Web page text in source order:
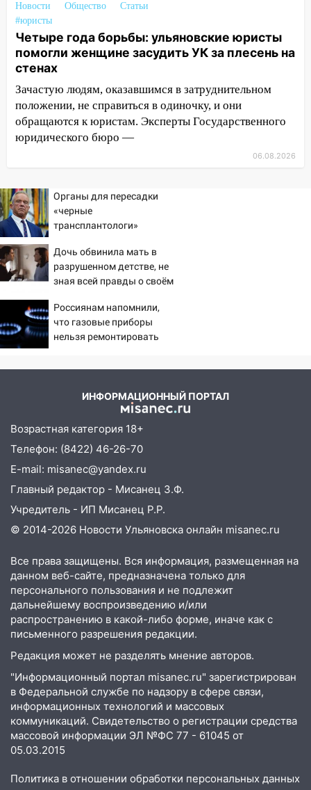
опасность» на территории Ульяновской
области
11:30 Кабмин РФ разрешил до 1 июля
2027 года импорт, выпуск и обращение
11:12 Соцсети: на Рябикова автомобиль
врезался в забор
10:27
Где есть бензин в Ульяновске
10:16
Внимание! В Ульяновской области
объявлена ракетная опасность
10:00
В Старомайнском районе утонул
51-летний мужчина
09:50
В Ульяновске черный коршун
застрял в тепловозе
09:44
Ульяновские спасатели помогли
юному велосипедисту на улице
Чернышевского
08:21 В Заволжском районе украли два
В Ульяновск идет
тридцатиградусная жара: какая будет
погода в четверг
06:00 Четыре года борьбы: ульяновские
юристы помогли женщине засудить УК
за плесень на стенах
05:00 Кому 6 августа звезды сулят
прибыль, а кому — испытания на
прочность
05.08.2026
22:58 Соцсети: на проспекте Тюленева
ДТП с мотоциклистом
20:22 Мошенники обманули 92-летнюю
жительницу Ульяновской области
19:14 Житель Ульяновской области
подвез троих незнакомцев на трассе и
заработал уголовное дело
18:14
Прогноз погоды на 6 августа в
Ульяновской области
18:00
Мотофристайл, рок и силовой
Новости Общество
Статьи
#юристы
Четыре года борьбы: ульяновские юристы
помогли женщине засудить УК за плесень на
стенах
Зачастую людям, оказавшимся в затруднительном
положении, не справиться в одиночку, и они
обращаются к юристам. Эксперты Государственного
юридического бюро —
06.08.2026
Органы для пересадки
«черные
трансплантологи»
пациентов
Дочь обвинила мать в
разрушенном детстве, не
зная всей правды о своём
семьи
Россиянам напомнили,
что газовые приборы
нельзя ремонтировать
ИНФОРМАЦИОННЫЙ ПОРТАЛ
Возрастная категория 18+
Телефон: (8422) 46-26-70
E-mail: misanec@yandex.ru
Главный редактор - Мисанец З.Ф.
Учредитель - ИП Мисанец Р.Р.
© 2014-2026 Новости Ульяновска онлайн misanec.ru
Все права защищены. Вся информация, размещенная на
данном веб-сайте, предназначена только для
персонального пользования и не подлежит
дальнейшему воспроизведению и/или
распространению в какой-либо форме, иначе как с
письменного разрешения редакции.
Редакция может не разделять мнение авторов.
"Информационный портал misanec.ru" зарегистрирован
в Федеральной службе по надзору в сфере связи,
информационных технологий и массовых
коммуникаций. Свидетельство о регистрации средства
массовой информации ЭЛ №ФС 77 - 61045 от
05.03.2015
Политика в отношении обработки персональных данных